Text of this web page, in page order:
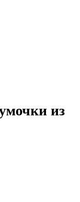
из